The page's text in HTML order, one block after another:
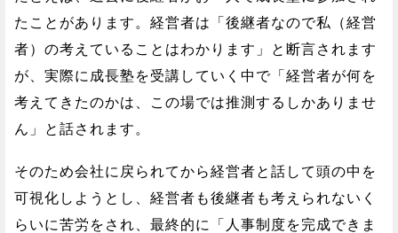
たことがあります。経営者は「後継者なので私（経営
者）の考えていることはわかります」と断言されます
が、実際に成長塾を受講していく中で「経営者が何を
考えてきたのかは、この場では推測するしかありませ
ん」と話されます。
そのため会社に戻られてから経営者と話して頭の中を
可視化しようとし、経営者も後継者も考えられないく
らいに苦労をされ、最終的に「人事制度を完成できま